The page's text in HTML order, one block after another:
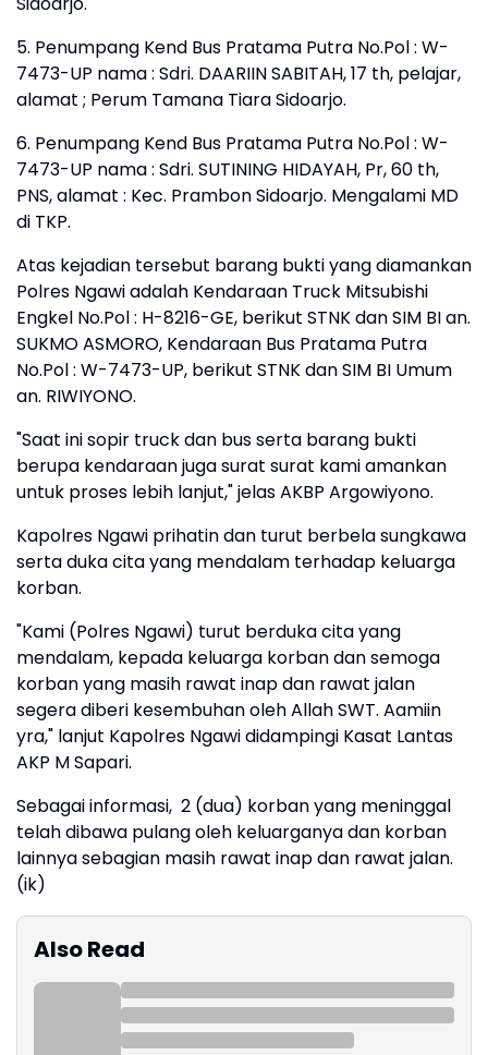
5. Penumpang Kend Bus Pratama Putra No.Pol : W-
7473-UP nama : Sdri. DAARIIN SABITAH, 17 th, pelajar,
alamat ; Perum Tamana Tiara Sidoarjo.
6. Penumpang Kend Bus Pratama Putra No.Pol : W-
7473-UP nama : Sdri. SUTINING HIDAYAH, Pr, 60 th,
PNS, alamat : Kec. Prambon Sidoarjo. Mengalami MD
di TKP.
Atas kejadian tersebut barang bukti yang diamankan
Polres Ngawi adalah Kendaraan Truck Mitsubishi
Engkel No.Pol : H-8216-GE, berikut STNK dan SIM BI an.
SUKMO ASMORO, Kendaraan Bus Pratama Putra
No.Pol : W-7473-UP, berikut STNK dan SIM BI Umum
an. RIWIYONO.
"Saat ini sopir truck dan bus serta barang bukti
berupa kendaraan juga surat surat kami amankan
untuk proses lebih lanjut," jelas AKBP Argowiyono.
Kapolres Ngawi prihatin dan turut berbela sungkawa
serta duka cita yang mendalam terhadap keluarga
korban.
"Kami (Polres Ngawi) turut berduka cita yang
mendalam, kepada keluarga korban dan semoga
korban yang masih rawat inap dan rawat jalan
segera diberi kesembuhan oleh Allah SWT. Aamiin
yra," lanjut Kapolres Ngawi didampingi Kasat Lantas
AKP M Sapari.
Sebagai informasi, 2 (dua) korban yang meninggal
telah dibawa pulang oleh keluarganya dan korban
lainnya sebagian masih rawat inap dan rawat jalan.
(ik)
Also Read